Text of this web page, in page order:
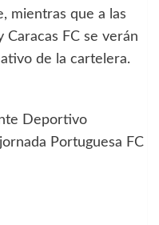
mientras que a las
Caracas FC se verán
de la cartelera.
Deportivo
Portuguesa FC